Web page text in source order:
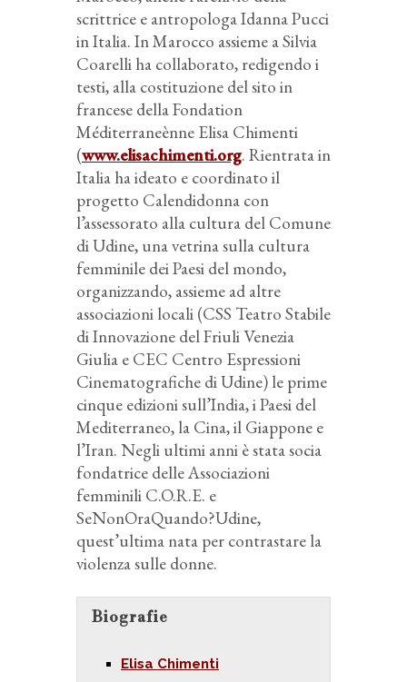
scrittrice e antropologa Idanna Pucci
in Italia. In Marocco assieme a Silvia
Coarelli ha collaborato, redigendo i
testi, alla costituzione del sito in
francese della Fondation
Méditerraneènne Elisa Chimenti
(www.elisachimenti.org. Rientrata in
Italia ha ideato e coordinato il
progetto Calendidonna con
l’assessorato alla cultura del Comune
di Udine, una vetrina sulla cultura
femminile dei Paesi del mondo,
organizzando, assieme ad altre
associazioni locali (CSS Teatro Stabile
di Innovazione del Friuli Venezia
Giulia e CEC Centro Espressioni
Cinematografiche di Udine) le prime
cinque edizioni sull’India, i Paesi del
Mediterraneo, la Cina, il Giappone e
l’Iran. Negli ultimi anni è stata socia
fondatrice delle Associazioni
femminili C.O.R.E. e
SeNonOraQuando?Udine,
quest’ultima nata per contrastare la
violenza sulle donne.
Biografie
Elisa Chimenti